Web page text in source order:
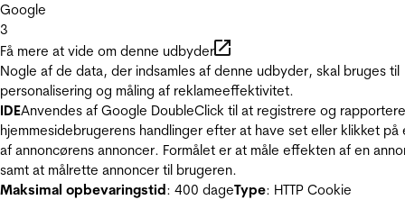
Google
3
Få mere at vide om denne udbyder
Nogle af de data, der indsamles af denne udbyder, skal bruges til
personalisering og måling af reklameeffektivitet.
IDEAnvendes af Google DoubleClick til at registrere og
hjemmesidebrugerens handlinger efter at have set eller klikket på
af annoncørens annoncer. Formålet er at måle effekten af en
samt at målrette annoncer til brugeren.
Maksimal opbevaringstid: 400 dageType: HTTP Cookie